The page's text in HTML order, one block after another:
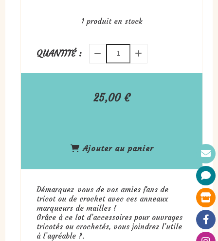
25,00€
1produit en stock
QUANTITÉ :
Ajouter au panier
Démarquez-vous de vos amies fans de
tricot ou de crochet avec ces anneaux
marqueurs de mailles !
Grâce à ce lot d’accessoires pour ouvrages
tricotés ou crochetés, vous joindrez l’utile
à l’agréable ?.